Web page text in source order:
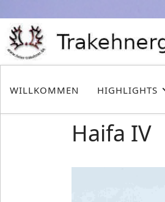
WILLKOMMEN HIGHLIGHTS
Haifa IV